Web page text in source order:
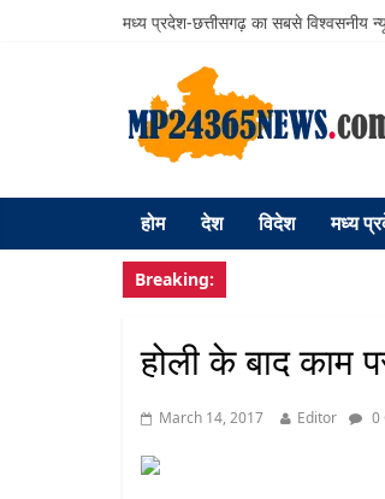
मध्य प्रदेश-छत्तीसगढ़ का सबसे विश्वसनीय
होम देश विदेश मध्य
Breaking:
होली के बाद काम
March 14, 2017 Editor 0